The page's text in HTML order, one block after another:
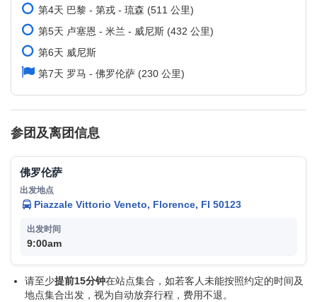
第4天 巴黎 - 第戎 - 琉森 (511 公里)
第5天 卢塞恩 - 米兰 - 威尼斯 (432 公里)
第6天 威尼斯
第7天 罗马 - 佛罗伦萨 (230 公里)
参团及离团信息
佛罗伦萨
Piazzale Vittorio Veneto, Florence, FI 50123
9:00am
请至少提前15分钟在站点集合，如若客人未能按照约定的时间及
地点集合出发，视为自动放弃行程，费用不退。